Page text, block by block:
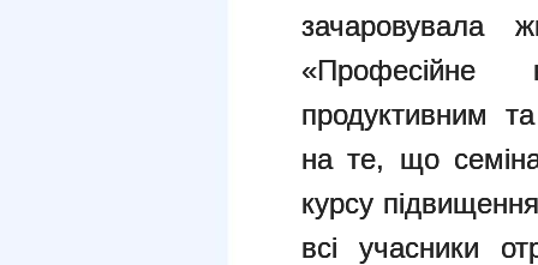
зачаровувала
«Професійне
продуктивним
на те, що
курсу підвищення
всі учасники